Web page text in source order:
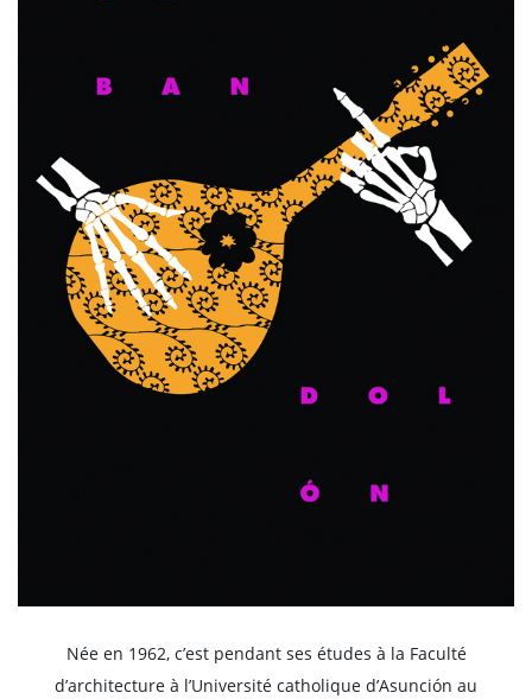
Née en 1962, c’est pendant ses études à la Faculté
d’architecture à l’Université catholique d’Asunción au